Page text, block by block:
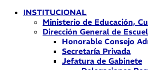
INSTITUCIONAL
Ministerio de Educación,
Dirección General de
Honorable Consejo
Secretaría Privada
Jefatura de Gabinete